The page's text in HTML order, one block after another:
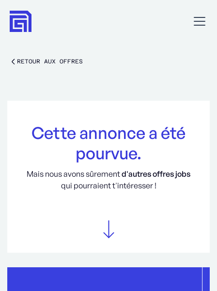
RETOUR AUX OFFRES
Cette annonce a été
pourvue.
Mais nous avons sûrementd'autres offres jobs
qui pourraient t'intéresser !